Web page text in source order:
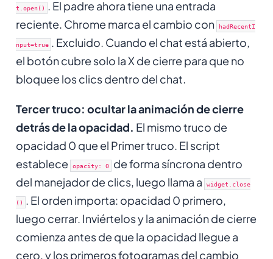
t.open() . El padre ahora tiene una entrada
reciente. Chrome marca el cambio con
hadRecentI
nput=true . Excluido. Cuando el chat está abierto,
el botón cubre solo la X de cierre para que no
bloquee los clics dentro del chat.
Tercer truco: ocultar la animación de cierre
detrás de la opacidad. El mismo truco de
opacidad 0 que el Primer truco. El script
establece
opacity: 0 de forma síncrona dentro
del manejador de clics, luego llama a
widget.close
() . El orden importa: opacidad 0 primero,
luego cerrar. Inviértelos y la animación de cierre
comienza antes de que la opacidad llegue a
cero, y los primeros fotogramas del cambio